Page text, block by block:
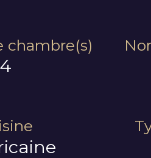
chambre(s)
4